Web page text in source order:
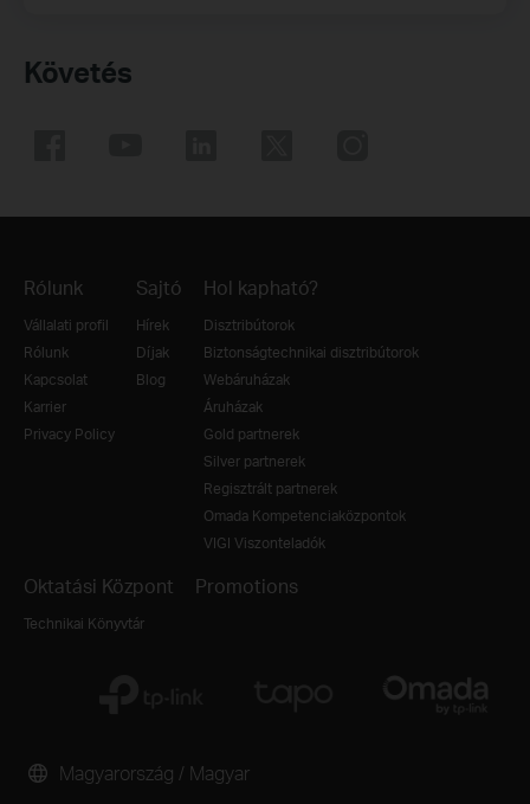
Követés
Rólunk
Vállalati profil
Rólunk
Kapcsolat
Karrier
Privacy Policy
Sajtó
Hírek
Díjak
Blog
Hol kapható?
Disztribútorok
Biztonságtechnikai disztribútorok
Webáruházak
Áruházak
Gold partnerek
Silver partnerek
Regisztrált partnerek
Omada Kompetenciaközpontok
VIGI Viszonteladók
Oktatási Központ
Technikai Könyvtár
Promotions
Magyarország / Magyar